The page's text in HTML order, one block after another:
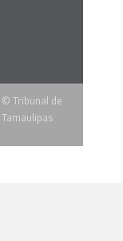
Tribunal de